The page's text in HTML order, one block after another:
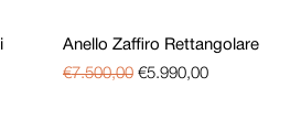
Anello Zaffiro Rettangolare
€7.500,00 €5.990,00